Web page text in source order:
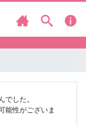
した。
能性がございま